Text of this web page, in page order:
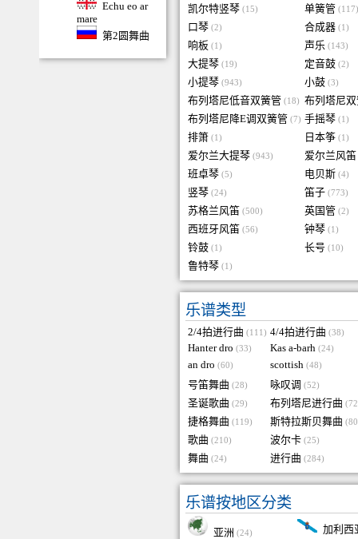
Echu eo ar
mare
第2圆舞曲
凯尔特竖琴 (15) 单簧管
口琴 (2) 合成器 (1)
响板 (1) 声乐 (143)
大提琴 (19) 定音鼓 (2)
小提琴 (943) 小鼓 (3)
布列塔尼低音双簧管 (18)
布列塔尼
布列塔尼降E调双簧管 (7) 手摇琴 (1)
排箫 (1) 日本筝 (1)
爱尔兰大提琴 (943)
爱尔兰风笛
班卓琴 (5) 电贝斯 (4)
竖琴 (24) 笛子 (773)
苏格兰风笛 (500) 英国管 (2)
西班牙风笛 (56) 钟琴 (1)
铃鼓 (1) 长号 (10)
鲁特琴 (1)
乐谱类型
2/4拍进行曲 (111) 4/4拍进行曲 (38)
Hanter dro (33) Kas a-barh (24)
an dro (60) scottish (48)
号笛舞曲 (28) 咏叹调 (52)
圣诞歌曲 (29) 布列塔尼进行曲
捷格舞曲 (119) 斯特拉斯贝舞曲
歌曲 (210) 波尔卡 (25)
舞曲 (24) 进行曲 (284)
乐谱按地区分类
亚洲 (24)
加利西